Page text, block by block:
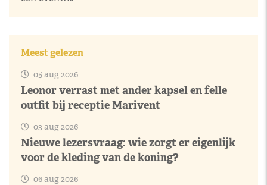
Meest gelezen
05 aug 2026
Leonor verrast met ander kapsel en felle
outfit bij receptie Marivent
03 aug 2026
Nieuwe lezersvraag: wie zorgt er eigenlijk
voor de kleding van de koning?
06 aug 2026